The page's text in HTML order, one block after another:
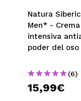
Natura
Men* -
intensiva
poder del oso
(6)
15,99€